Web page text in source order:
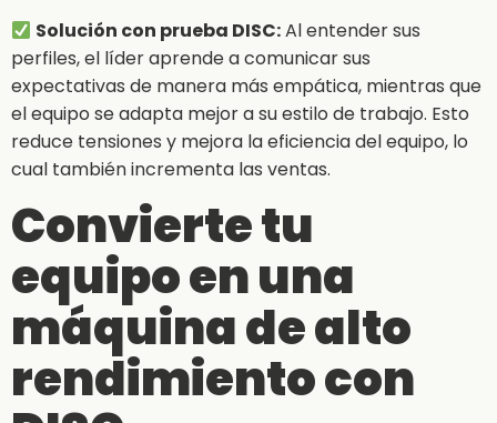
Solución con prueba DISC:Al entender sus
perfiles, el líder aprende a comunicar sus
expectativas de manera más empática, mientras que
el equipo se adapta mejor a su estilo de trabajo. Esto
reduce tensiones y mejora la eficiencia del equipo, lo
cual también incrementa las ventas.
Convierte tu
equipo en una
máquina de alto
rendimiento con